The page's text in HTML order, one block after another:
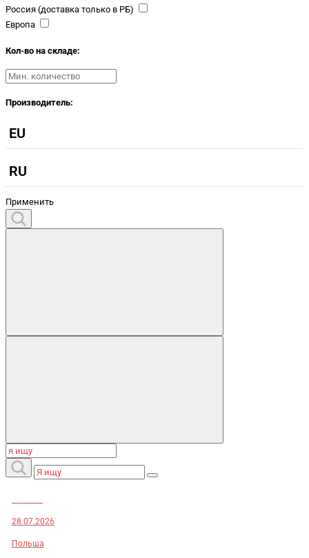
Россия (доставка только в РБ)
Европа
Кол-во на складе:
Производитель:
EU
RU
Применить
28.07.2026
Польша